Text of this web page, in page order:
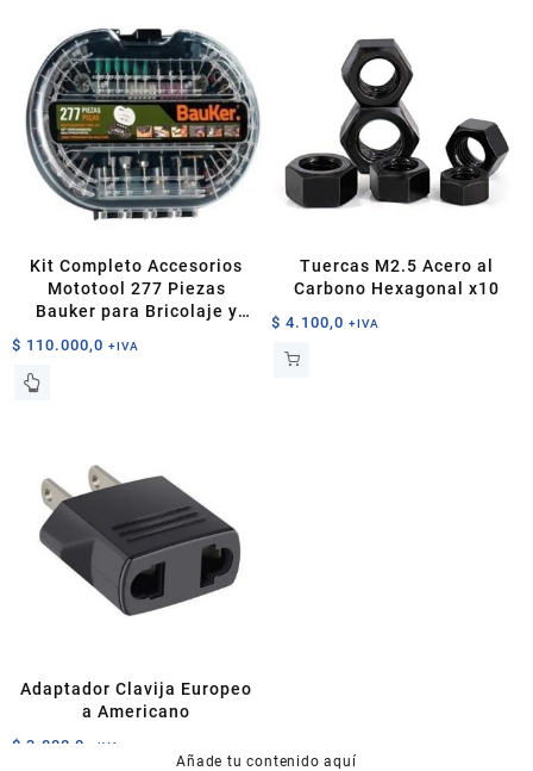
$ 7.000,0
variantes.
opciones
se
pueden
elegir
producto
pueden
elegir
en
Kit Completo Accesorios
Mototool 277 Piezas
Bauker para Bricolaje y
$ 110.000,0 +IVA
Tuercas M2.5 Acero al
Carbono Hexagonal x10
$ 4.100,0 +IVA
Adaptador Clavija Europeo
a Americano
$ 3.000,0 +IVA
Añade tu contenido aquí